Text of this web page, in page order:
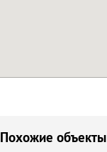
Похожие объекты